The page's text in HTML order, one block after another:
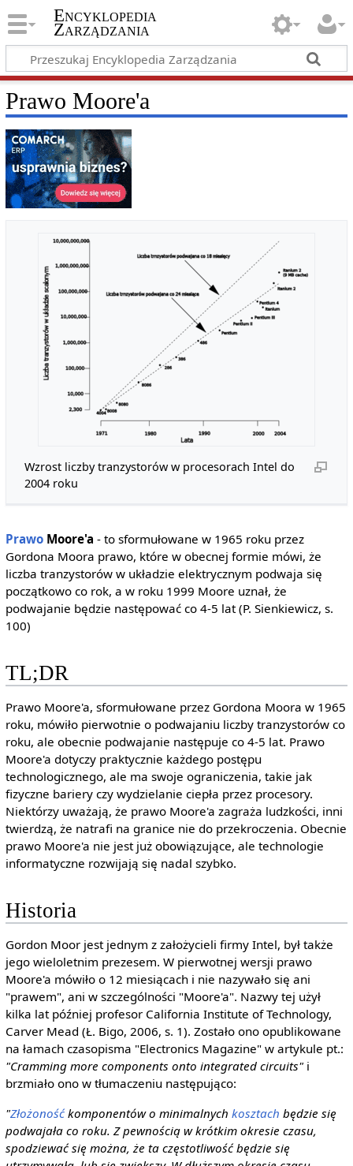
Encyklopedia
Zarządzania
Prawo Moore'a
Wzrost liczby tranzystorów w procesorach Intel do
2004 roku
PrawoMoore'a - to sformułowane w 1965 roku przez
Gordona Moora prawo, które w obecnej formie mówi, że
liczba tranzystorów w układzie elektrycznym podwaja się
początkowo co rok, a w roku 1999 Moore uznał, że
podwajanie będzie następować co 4-5 lat (P. Sienkiewicz, s.
100)
TL;DR
Prawo Moore'a, sformułowane przez Gordona Moora w 1965
roku, mówiło pierwotnie o podwajaniu liczby tranzystorów co
roku, ale obecnie podwajanie następuje co 4-5 lat. Prawo
Moore'a dotyczy praktycznie każdego postępu
technologicznego, ale ma swoje ograniczenia, takie jak
fizyczne bariery czy wydzielanie ciepła przez procesory.
Niektórzy uważają, że prawo Moore'a zagraża ludzkości, inni
twierdzą, że natrafi na granice nie do przekroczenia. Obecnie
prawo Moore'a nie jest już obowiązujące, ale technologie
informatyczne rozwijają się nadal szybko.
Historia
Gordon Moor jest jednym z założycieli firmy Intel, był także
jego wieloletnim prezesem. W pierwotnej wersji prawo
Moore'a mówiło o 12 miesiącach i nie nazywało się ani
"prawem", ani w szczególności "Moore'a". Nazwy tej użył
kilka lat później profesor California Institute of Technology,
Carver Mead (Ł. Bigo, 2006, s. 1). Zostało ono opublikowane
na łamach czasopisma "Electronics Magazine" w artykule pt.:
"Cramming more components onto integrated circuits"i
brzmiało ono w tłumaczeniu następująco:
"Złożonośćkomponentów o minimalnych kosztach będzie się
podwajała co roku. Z pewnością w krótkim okresie czasu,
spodziewać się można, że ta częstotliwość będzie się